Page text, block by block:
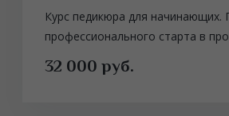
Курс педикюра для начинающих.
профессионального старта в
32 000 руб.